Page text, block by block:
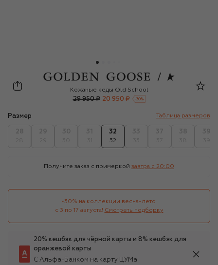
Golden Goose Deluxe Brand
Кожаные кеды Old School
29 950 ₽ 20 950 ₽ -30%
Размер Таблица размеров
32
32
Получите заказ с примеркой завтра c 20:00
-30% на коллекции весна-лето
с 3 по 17 августа! Смотреть подборку
20% кешбэк для чёрной карты и 8% кешбэк для
оранжевой карты
С Альфа-Банком на карту ЦУМа